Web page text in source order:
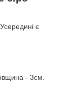
є
- 3см.